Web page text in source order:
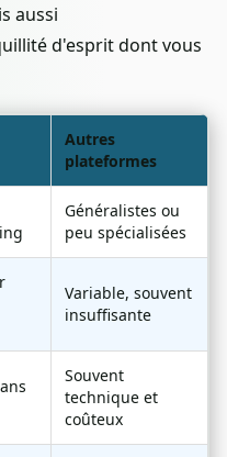
aussi
d'esprit dont vous
Autres
plateformes
Généralistes ou
peu spécialisées
Variable, souvent
insuffisante
Souvent
technique et
coûteux